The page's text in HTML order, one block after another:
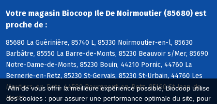
Afin de vous offrir la meilleure expérience possible, Biocoop utilise
des cookies : pour assurer une performance optimale du site, pour
Votre magasin Biocoop Ile De Noirmoutier (85680) est
proche de :
85680 La Guérinière, 85740 L, 85330 Noirmoutier-en-l, 85630
Barbâtre, 85550 La Barre-de-Monts, 85230 Beauvoir s/Mer, 85690
Notre-Dame-de-Monts, 85230 Bouin, 44210 Pornic, 44760 La
Bernerie-en-Retz, 85230 St-Gervais, 85230 St-Urbain, 44760 Les
Moutiers-en-Retz, 44580 Bourgneuf-en-Retz, 85160 St-Jean-de-
Monts